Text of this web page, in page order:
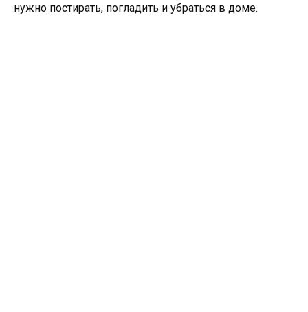
нужно постирать, погладить и убраться в доме.